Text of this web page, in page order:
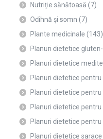
Nutriție sănătoasă (7)
Odihnă și somn (7)
Plante medicinale (143)
Planuri dietetice
Planuri dietetice
Planuri dietetice
Planuri dietetice
Planuri dietetice
Planuri dietetice
Planuri dietetice